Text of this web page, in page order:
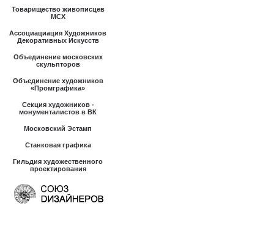
Товарищество живописцев
МСХ
Ассоциациация Художников
Декоративных Искусств
Объединение московских
скульпторов
Объединение художников
«Промграфика»
Секция художников -
монументалистов в ВК
Московский Эстамп
Станковая графика
Гильдия художественного
проектирования